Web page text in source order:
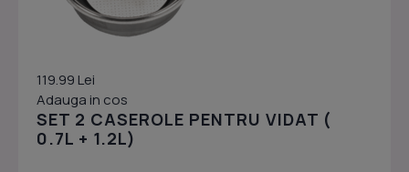
119.99 Lei
Adauga in cos
SET 2 CASEROLE PENTRU VIDAT (
0.7L + 1.2L)